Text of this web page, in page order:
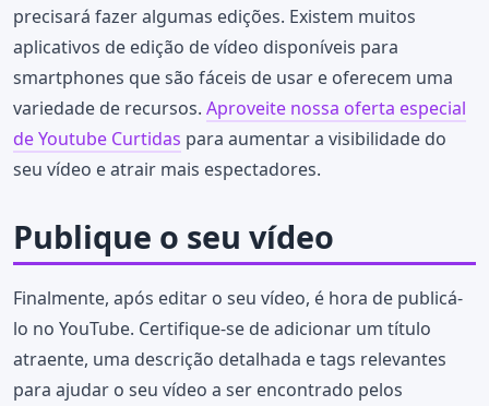
precisará fazer algumas edições. Existem muitos
aplicativos de edição de vídeo disponíveis para
smartphones que são fáceis de usar e oferecem uma
variedade de recursos. Aproveite nossa oferta especial
de Youtube Curtidas para aumentar a visibilidade do
seu vídeo e atrair mais espectadores.
Publique o seu vídeo
Finalmente, após editar o seu vídeo, é hora de publicá-
lo no YouTube. Certifique-se de adicionar um título
atraente, uma descrição detalhada e tags relevantes
para ajudar o seu vídeo a ser encontrado pelos